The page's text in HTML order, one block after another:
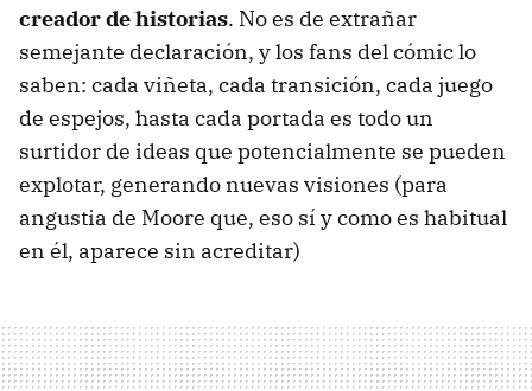
creador de historias. No es de extrañar
semejante declaración, y los fans del cómic lo
saben: cada viñeta, cada transición, cada juego
de espejos, hasta cada portada es todo un
surtidor de ideas que potencialmente se pueden
explotar, generando nuevas visiones (para
angustia de Moore que, eso sí y como es habitual
en él, aparece sin acreditar)